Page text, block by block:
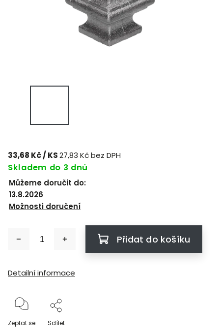
33,68 Kč/ KS27,83 Kč bez DPH
Skladem do 3 dnů
Můžeme doručit do:
13.8.2026
Možnosti doručení
Přidat do košíku
Detailní informace
Zeptat se Sdílet